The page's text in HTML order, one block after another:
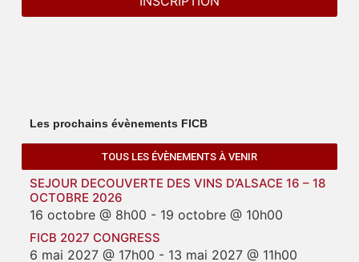
Les prochains évènements FICB
TOUS LES ÉVÈNEMENTS À VENIR
SEJOUR DECOUVERTE DES VINS D’ALSACE 16 – 18
OCTOBRE 2026
16 octobre @ 8h00 - 19 octobre @ 10h00
FICB 2027 CONGRESS
6 mai 2027 @ 17h00 - 13 mai 2027 @ 11h00